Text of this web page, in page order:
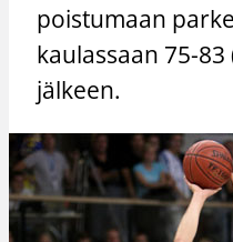
poistumaan
kaulassaan 75-
jälkeen.